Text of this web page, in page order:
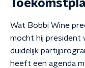
Wat Bobbi Wine
mocht hij president
duidelijk
heeft een agenda